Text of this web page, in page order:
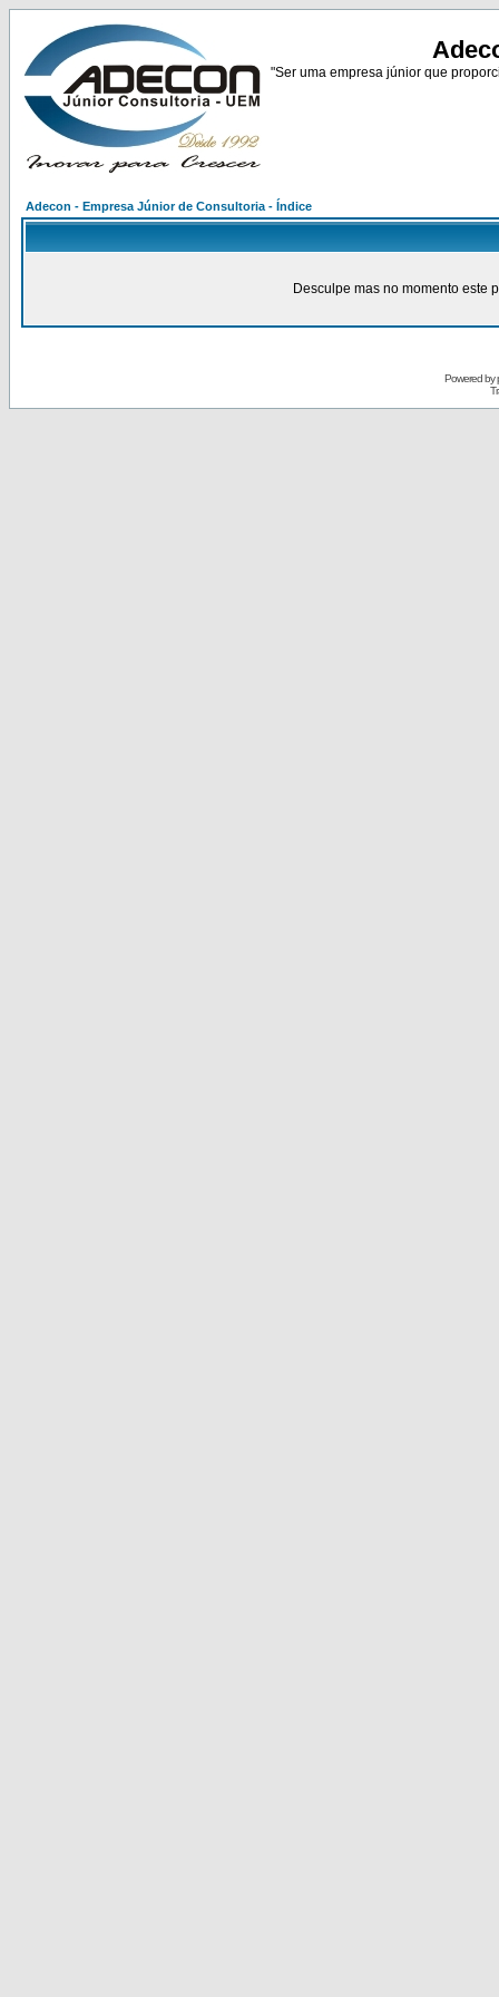
"Ser uma empresa júnior que
Adecon - Empresa Júnior de Consultoria - Índice
Desculpe mas no momento este
Powered by